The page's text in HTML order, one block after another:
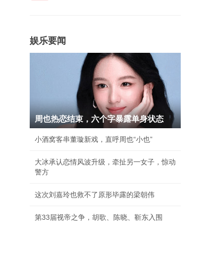
娱乐要闻
周也热恋结束，六个字暴露单身状态
小酒窝客串董璇新戏，直呼周也“小也”
大冰承认恋情风波升级，牵扯另一女子，惊动
警方
这次刘嘉玲也救不了原形毕露的梁朝伟
第33届视帝之争，胡歌、陈晓、靳东入围